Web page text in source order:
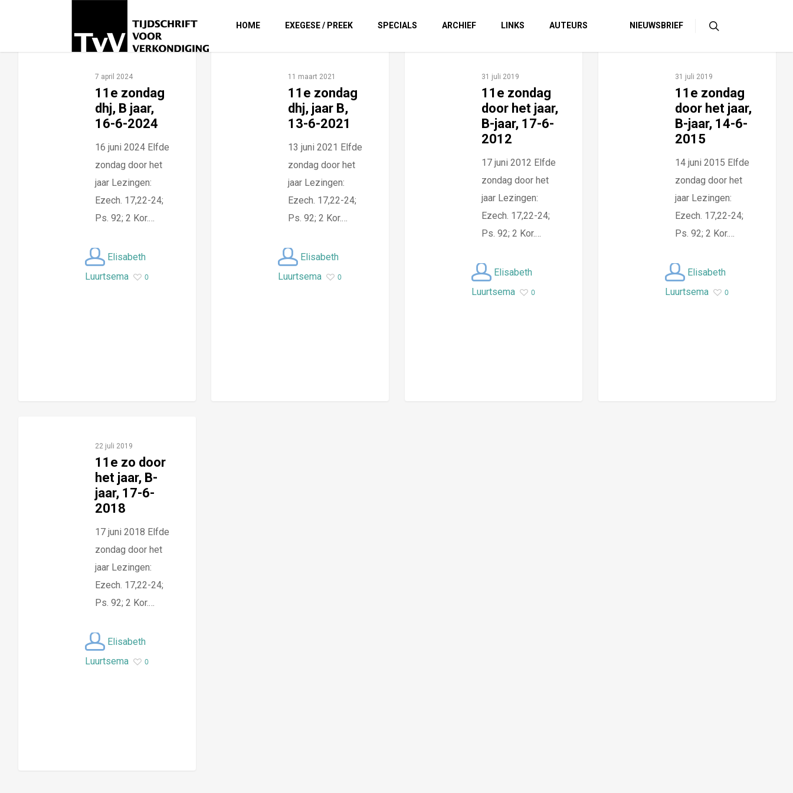
HOME EXEGESE / PREEK SPECIALS ARCHIEF LINKS AUTEURS NIEUWSBRIEF
7 april 2024
11e zondag
dhj, B jaar,
16-6-2024
16 juni 2024 Elfde
zondag door het
jaar Lezingen:
Ezech. 17,22-24;
Ps. 92; 2 Kor.…
Elisabeth
Luurtsema
0
11 maart 2021
11e zondag
dhj, jaar B,
13-6-2021
13 juni 2021 Elfde
zondag door het
jaar Lezingen:
Ezech. 17,22-24;
Ps. 92; 2 Kor.…
Elisabeth
Luurtsema
0
31 juli 2019
11e zondag
door het jaar,
B-jaar, 17-6-
2012
17 juni 2012 Elfde
zondag door het
jaar Lezingen:
Ezech. 17,22-24;
Ps. 92; 2 Kor.…
Elisabeth
Luurtsema
0
31 juli 2019
11e zondag
door het jaar,
B-jaar, 14-6-
2015
14 juni 2015 Elfde
zondag door het
jaar Lezingen:
Ezech. 17,22-24;
Ps. 92; 2 Kor.…
Elisabeth
Luurtsema
0
22 juli 2019
11e zo door
het jaar, B-
jaar, 17-6-
2018
17 juni 2018 Elfde
zondag door het
jaar Lezingen:
Ezech. 17,22-24;
Ps. 92; 2 Kor.…
Elisabeth
Luurtsema
0